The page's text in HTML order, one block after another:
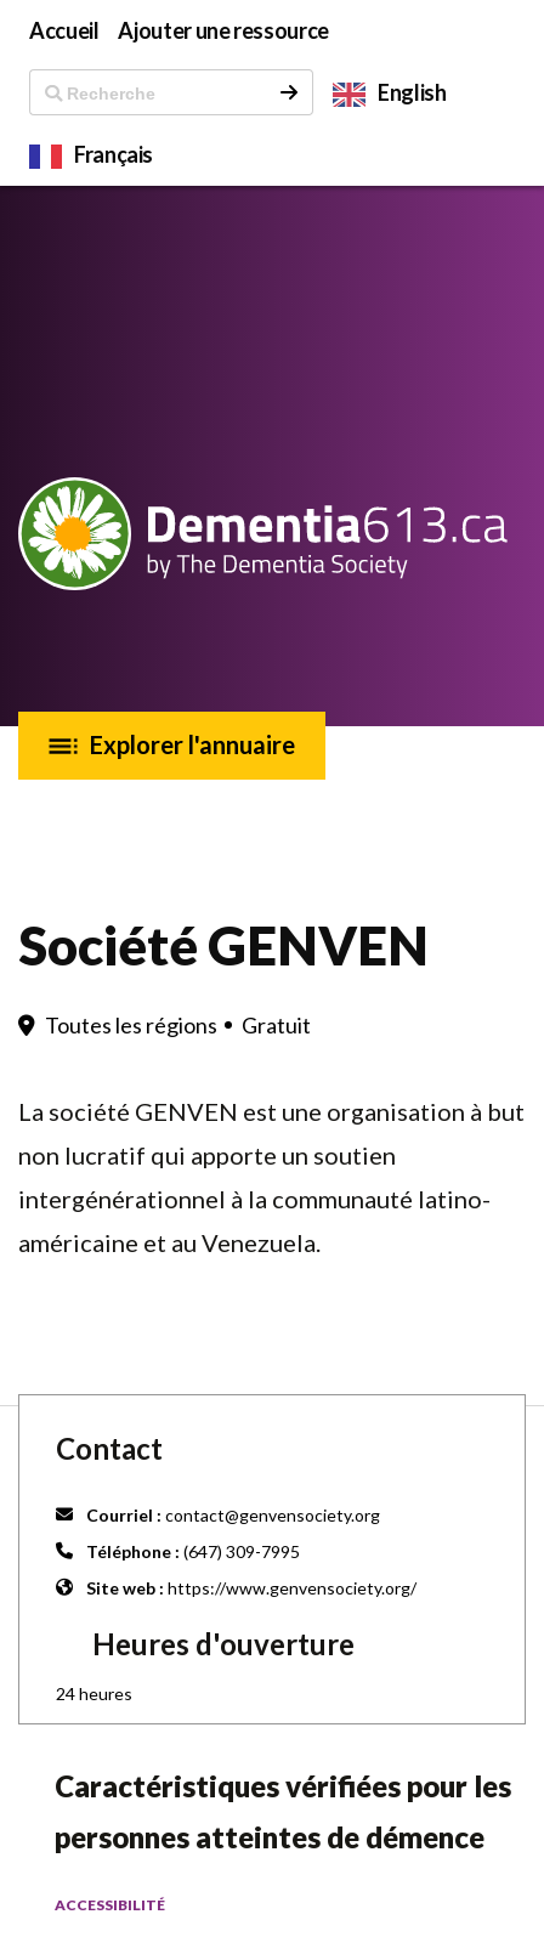
Accueil Ajouter une ressource
English
Français
Explorer l'annuaire
Société GENVEN
Toutes les régions Gratuit
La société GENVEN est une organisation à but
non lucratif qui apporte un soutien
intergénérationnel à la communauté latino-
américaine et au Venezuela.
Contact
Courriel : contact@genvensociety.org
Téléphone : (647) 309-7995
Site web : https://www.genvensociety.org/
Heures d'ouverture
24 heures
Caractéristiques vérifiées pour les
personnes atteintes de démence
ACCESSIBILITÉ